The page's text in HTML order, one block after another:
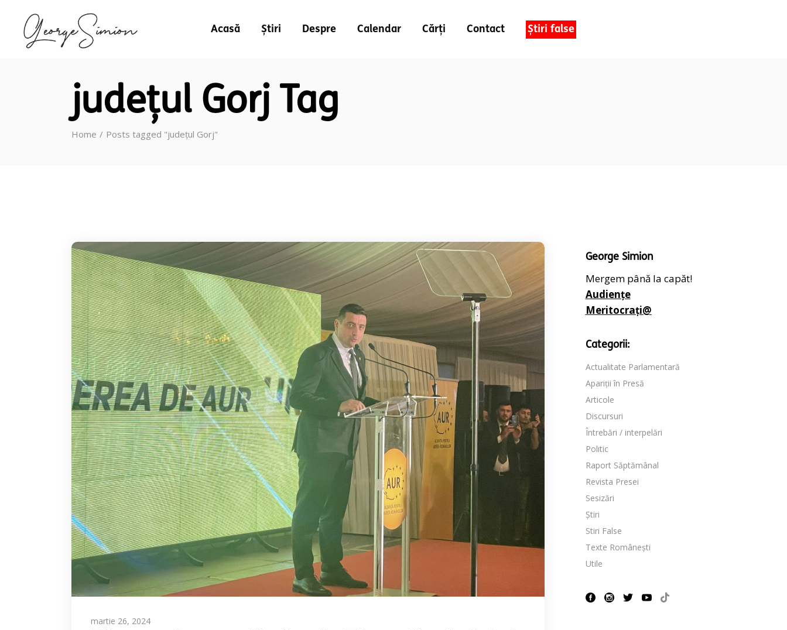
Acasă Știri Despre Calendar Cărți Contact Știri false
județul Gorj Tag
Home Posts tagged "județul Gorj"
martie 26, 2024
George Simion
Mergem până la capăt!
Audiențe
Meritocrați@
Categorii:
Actualitate Parlamentară
Apariții în Presă
Articole
Discursuri
Întrebări / interpelări
Politic
Raport Săptămânal
Revista Presei
Sesizări
Știri
Stiri False
Texte Românești
Utile